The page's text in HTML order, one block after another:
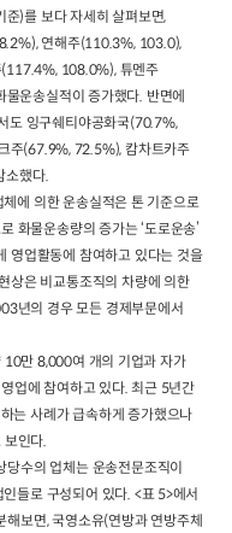
)를 보다 자세히 살펴보면,
연해주(110.3%, 103.0),
108.0%), 튜멘주
운송실적이 증가했다. 반면에
도 잉구쉐티야공화국(70.7%,
주(67.9%, 72.5%), 캄차트카주
했다.
에 의한 운송실적은 톤 기준으로
화물운송량의 증가는 ‘도로운송’
영업활동에 참여하고 있다는 것을
상은 비교통조직의 차량에 의한
년의 경우 모든 경제부문에서
만 8,000여 개의 기업과 자가
업에 참여하고 있다. 최근 5년간
는 사례가 급속하게 증가했으나
인다.
수의 업체는 운송전문조직이
들로 구성되어 있다. <표 5>에서
보면, 국영소유(연방과 연방주체